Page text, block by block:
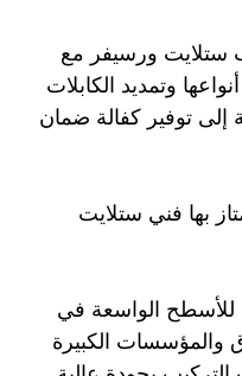
ستلايت ورسيفر مع
وتمديد الكابلات
إلى توفير كفالة ضمان
بها فني ستلايت
الواسعة في
والمؤسسات الكبيرة